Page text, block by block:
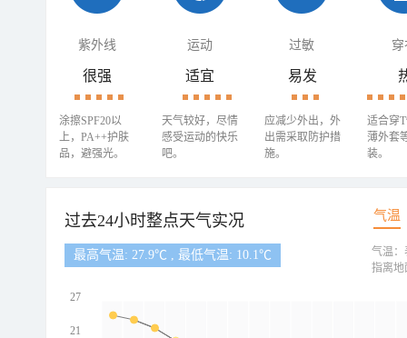
紫外线 运动 过敏 穿
很强
涂擦SPF20以
上，PA++护肤
品，避强光。
适宜
天气较好，尽情
感受运动的快乐
吧。
易发
应减少外出，外
出需采取防护措
施。
适合穿
薄外套
装。
过去24小时整点天气实况 气温
最高气温: 27.9℃ , 最低气温: 10.1℃
27
21
气温：
指离地